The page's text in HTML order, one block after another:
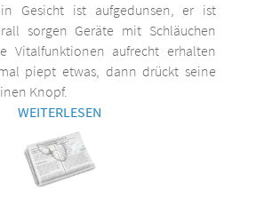
Gesicht ist aufgedunsen, er ist
sorgen Geräte mit Schläuchen
Vitalfunktionen aufrecht erhalten
piept etwas, dann drückt seine
Knopf.
WEITERLESEN